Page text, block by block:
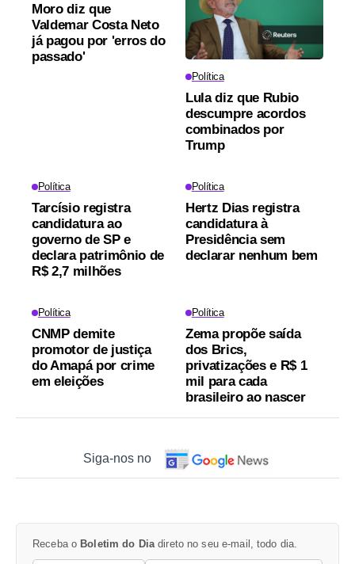
Moro diz que
Valdemar Costa Neto
já pagou por 'erros do
passado'
Política
Lula diz que Rubio
descumpre acordos
combinados por
Trump
Política
Tarcísio registra
candidatura ao
governo de SP e
declara patrimônio de
R$ 2,7 milhões
Política
Hertz Dias registra
candidatura à
Presidência sem
declarar nenhum bem
Política
CNMP demite
promotor de justiça
do Amapá por crime
em eleições
Política
Zema propõe saída
dos Brics,
privatizações e R$ 1
mil para cada
brasileiro ao nascer
Siga-nos no
Receba o Boletim do Diadireto no seu e-mail, todo dia.